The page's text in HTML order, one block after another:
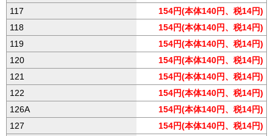
117
154円(本体140円、税14円)
118
154円(本体140円、税14円)
119
154円(本体140円、税14円)
120
154円(本体140円、税14円)
121
154円(本体140円、税14円)
122
154円(本体140円、税14円)
126A
154円(本体140円、税14円)
127
154円(本体140円、税14円)